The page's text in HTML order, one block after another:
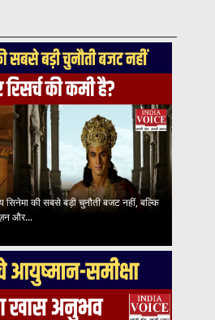
की सबसे बड़ी चुनौती बजट नहीं, बल्कि
और...